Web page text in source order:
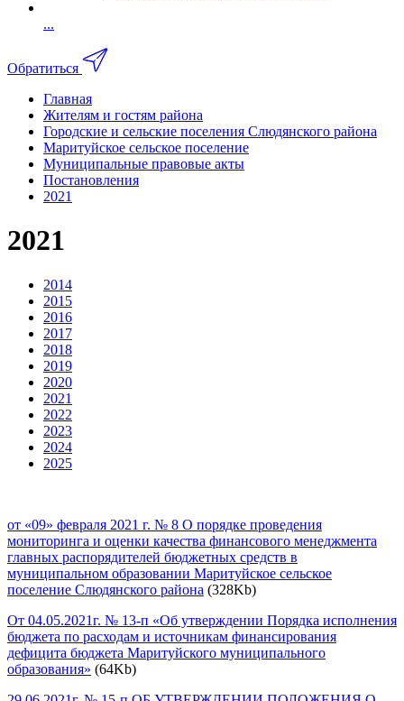
...
Обратиться
Главная
Жителям и гостям района
Городские и сельские поселения Слюдянского района
Маритуйское сельское поселение
Муниципальные правовые акты
Постановления
2021
2021
2014
2015
2016
2017
2018
2019
2020
2021
2022
2023
2024
2025
от «09» февраля 2021 г. № 8 О порядке проведения
мониторинга и оценки качества финансового менеджмента
главных распорядителей бюджетных средств в
муниципальном образовании Маритуйское сельское
поселение Слюдянского района (328Kb)
От 04.05.2021г. № 13-п «Об утверждении Порядка исполнения
бюджета по расходам и источникам финансирования
дефицита бюджета Маритуйского муниципального
образования» (64Kb)